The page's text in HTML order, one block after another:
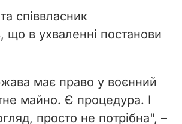
співвласник
що в ухваленні постанови
має право у воєнний
майно. Є процедура. І
просто не потрібна", –